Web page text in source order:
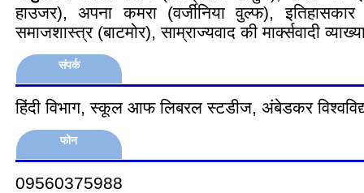
हाउजर), अपना कमरा (वर्जीनिया वुल्फ), इतिहासकार
समाजशास्त्र (बाटमोर), साम्राज्यवाद की मार्क्सवादी
संपर्क
हिंदी विभाग, स्कूल आफ लिबरल स्टडीज, अंबेडकर
फोन
09560375988